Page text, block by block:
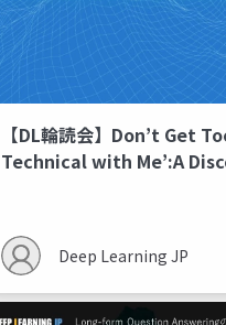
【DL輪読会】Don’t Get
Technical with Me’:A
Deep Learning JP